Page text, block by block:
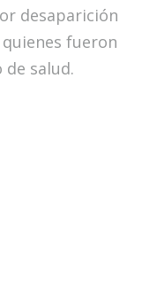
desaparición
fueron
salud.